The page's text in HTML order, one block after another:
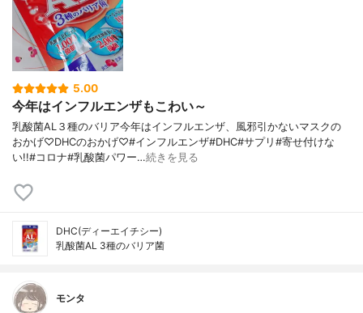
5.00
今年はインフルエンザもこわい～
乳酸菌AL３種のバリア今年はインフルエンザ、風邪引かないマスクの
おかげ♡DHCのおかげ♡#インフルエンザ#DHC#サプリ#寄せ付けな
い!!#コロナ#乳酸菌パワー…続きを見る
DHC(ディーエイチシー)
乳酸菌AL 3種のバリア菌
モンタ